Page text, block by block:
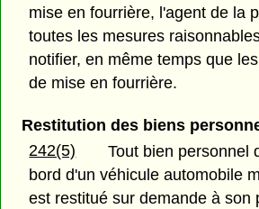
mise en fourrière, l'agent de la
toutes les mesures
notifier, en même temps que
de mise en fourrière.
Restitution des biens
242(5)
Tout bien personnel
bord d'un véhicule automobile
est restitué sur demande à son